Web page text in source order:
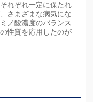
れぞれ一定に保たれ
さまざまな病気にな
ノ酸濃度のバランス
性質を応用したのが